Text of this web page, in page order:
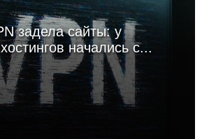
задела сайты: у
начались с...